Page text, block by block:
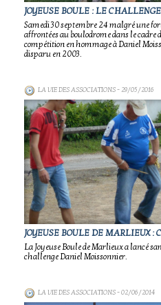
JOYEUSE BOULE : LE
Samedi 30 septembre 24 malgré une
affrontées au boulodrome dans le cadre
compétition en hommage à Daniel
disparu en 2003.
LA VIE DES ASSOCIATIONS- 29/05/2016
JOYEUSE BOULE DE MARLIEUX :
La Joyeuse Boule de Marlieux a lancé
challenge Daniel Moissonnier.
LA VIE DES ASSOCIATIONS- 02/06/2014